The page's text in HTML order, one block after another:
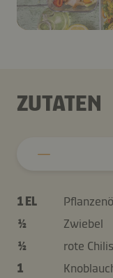
ZUTATEN
1 EL
½
Zwiebel
½
rote
1